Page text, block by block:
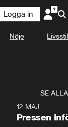
Logga in
Nöje Livsstil
SE ALLA
12 MAJ
Pressen